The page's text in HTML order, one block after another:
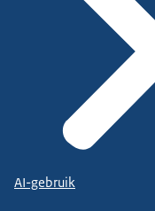
AI-gebruik